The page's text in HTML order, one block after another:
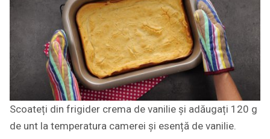
Scoateți din frigider crema de vanilie și adăugați 120 g
de unt la temperatura camerei și esență de vanilie.